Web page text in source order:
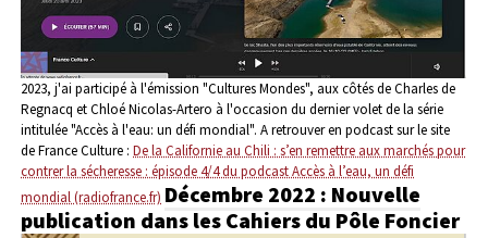
2023, j'ai participé à l'émission "Cultures Mondes", aux côtés de Charles de
Regnacq et Chloé Nicolas-Artero à l'occasion du dernier volet de la série
intitulée "Accès à l'eau: un défi mondial". A retrouver en podcast sur le site
de France Culture : De la Californie au Chili : s’en remettre aux marchés pour
contrer la sécheresse : épisode 4/4 du podcast Accès à l’eau, un défi
mondial (radiofrance.fr) Décembre 2022 : Nouvelle
publication dans les Cahiers du Pôle Foncier